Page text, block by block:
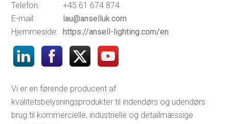
Telefon:
+45 61 674 874
E-mail:
lau@anselluk.com
Hjemmeside: https://ansell-lighting.com/en
Vi er en førende producent af
kvalitetsbelysningsprodukter til indendørs og udendørs
brug til kommercielle, industrielle og detailmæssige